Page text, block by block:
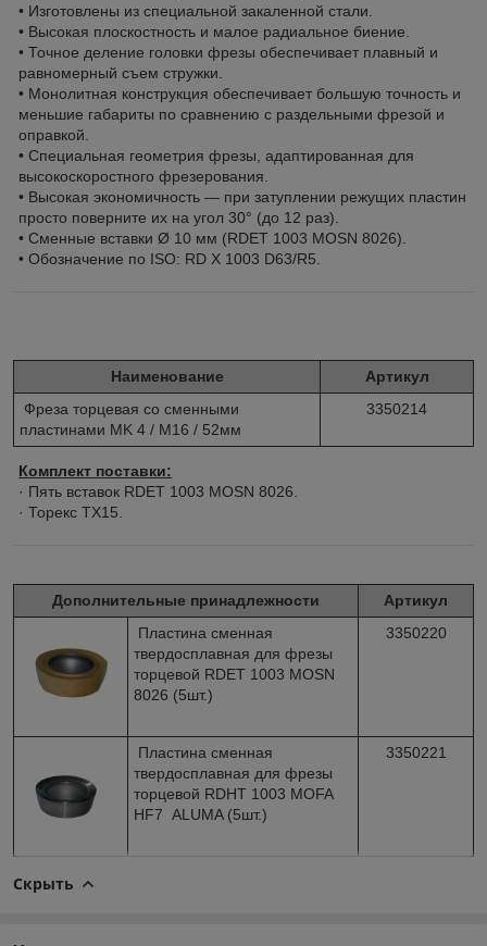
• Изготовлены из специальной закаленной стали.
• Высокая плоскостность и малое радиальное биение.
• Точное деление головки фрезы обеспечивает плавный и
равномерный съем стружки.
• Монолитная конструкция обеспечивает большую точность и
меньшие габариты по сравнению с раздельными фрезой и
оправкой.
• Специальная геометрия фрезы, адаптированная для
высокоскоростного фрезерования.
• Высокая экономичность ― при затуплении режущих пластин
просто поверните их на угол 30° (до 12 раз).
• Сменные вставки Ø 10 мм (RDET 1003 MOSN 8026).
• Обозначение по ISO: RD X 1003 D63/R5.
Наименование
Артикул
Фреза торцевая со сменными
пластинами MK 4 / M16 / 52мм
3350214
Комплект поставки:
· Пять вставок RDET 1003 MOSN 8026.
· Торекс TX15.
Дополнительные принадлежности
Артикул
Пластина сменная
твердосплавная для фрезы
торцевой RDET 1003 MOSN
8026 (5шт.)
3350220
Пластина сменная
твердосплавная для фрезы
торцевой RDHT 1003 MOFA
HF7 ALUMA (5шт.)
3350221
Скрыть